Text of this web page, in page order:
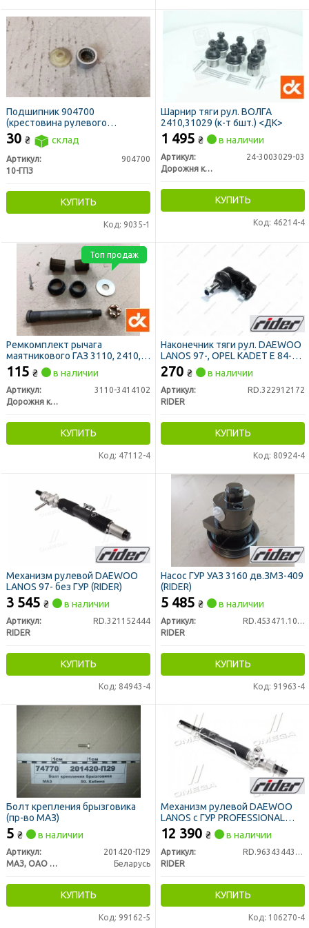
Подшипник 904700
(крестовина рулевого
управления ГАЗ, Газель, МТЗ)
(10-ГПЗ)
30 ₴ склад
Артикул:
904700
10-ГПЗ
КУПИТЬ
Код: 9035-1
Шарнир тяги рул. ВОЛГА
2410,31029 (к-т 6шт.) <ДК>
1 495 ₴ в наличии
Артикул:
24-3003029-03
Дорожня карта
КУПИТЬ
Код: 46214-4
Ремкомплект рычага
маятникового ГАЗ 3110, 2410,
31029 (ДК)
115 ₴ в наличии
Артикул:
3110-3414102
Дорожня карта
КУПИТЬ
Код: 47112-4
Топ продаж
Наконечник тяги рул. DAEWOO
LANOS 97-, OPEL KADET E 84-91
прав. (RIDER)
270 ₴ в наличии
Артикул:
RD.322912172
RIDER
КУПИТЬ
Код: 80924-4
Механизм рулевой DAEWOO
LANOS 97- без ГУР (RIDER)
3 545 ₴ в наличии
Артикул:
RD.321152444
RIDER
КУПИТЬ
Код: 84943-4
Насос ГУР УАЗ 3160 дв.ЗМЗ-409
(RIDER)
5 485 ₴ в наличии
Артикул:
RD.453471.105-40Т
RIDER
КУПИТЬ
Код: 91963-4
Болт крепления брызговика
(пр-во МАЗ)
5 ₴ в наличии
Артикул:
201420-П29
МАЗ, ОАО «Минский автомобильный завод»
Беларусь
КУПИТЬ
Код: 99162-5
Механизм рулевой DAEWOO
LANOS с ГУР PROFESSIONAL
(RIDER)
12 390 ₴ в наличии
Артикул:
RD.96343443PRO
RIDER
КУПИТЬ
Код: 106270-4